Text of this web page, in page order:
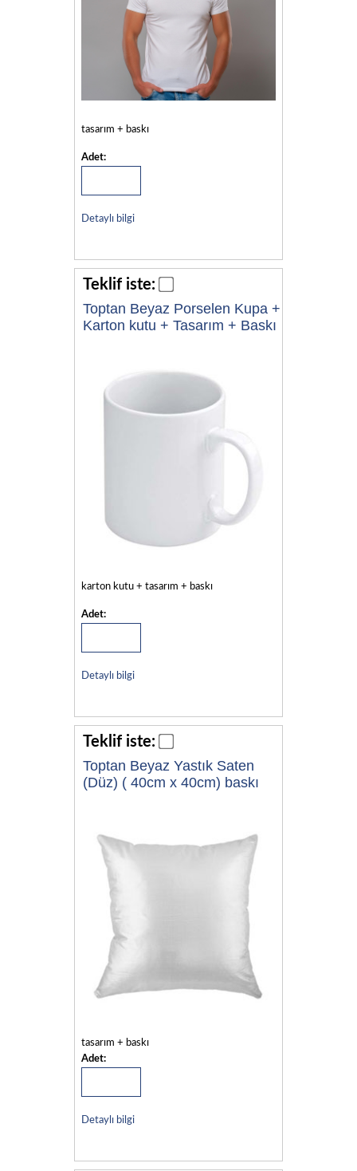
tasarım + baskı
Adet:
Detaylı bilgi
Teklif iste:
Toptan Beyaz Porselen Kupa +
Karton kutu + Tasarım + Baskı
karton kutu + tasarım + baskı
Adet:
Detaylı bilgi
Teklif iste:
Toptan Beyaz Yastık Saten
(Düz) ( 40cm x 40cm) baskı
tasarım + baskı
Adet:
Detaylı bilgi